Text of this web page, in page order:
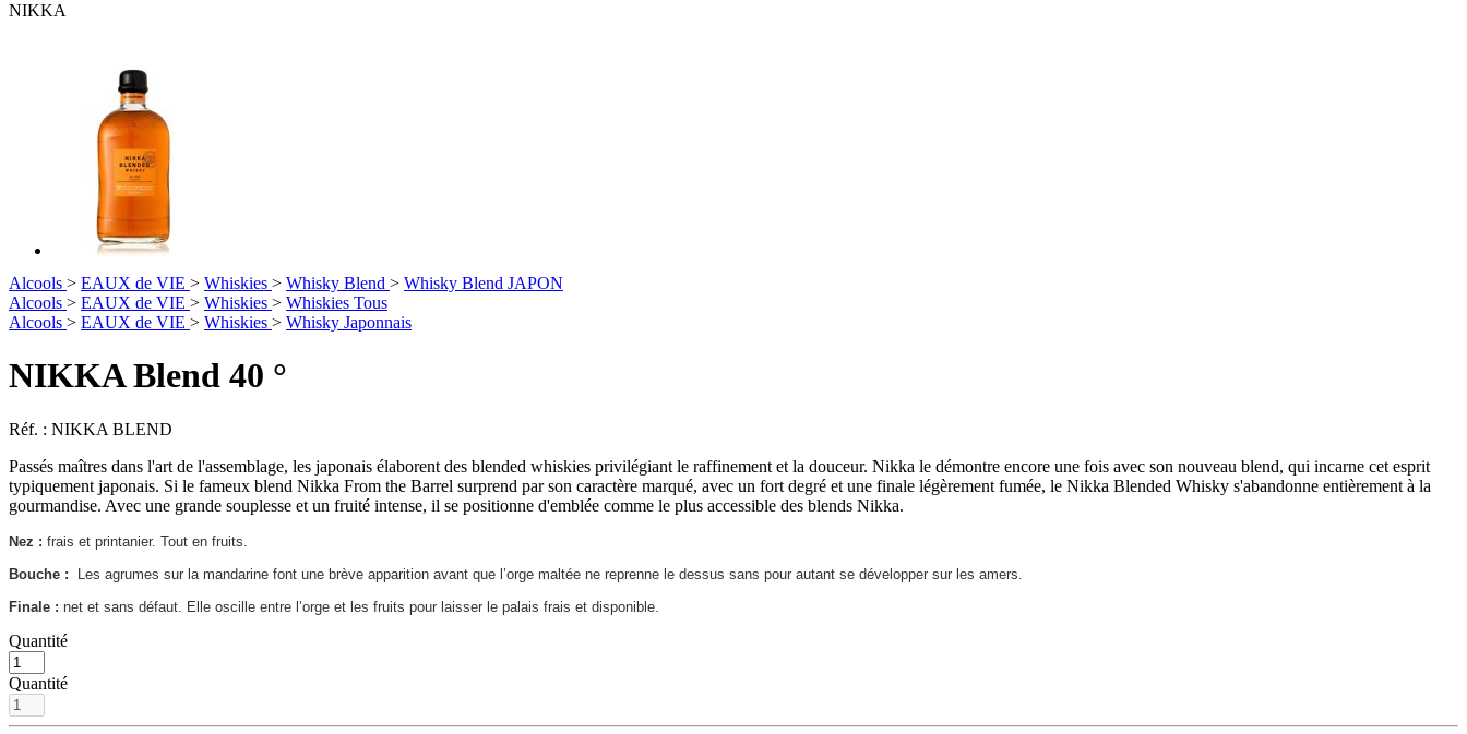
NIKKA
Alcools > EAUX de VIE > Whiskies > Whisky Blend > Whisky Blend JAPON
Alcools > EAUX de VIE > Whiskies > Whiskies Tous
Alcools > EAUX de VIE > Whiskies > Whisky Japonnais
NIKKA Blend 40 °
Réf. : NIKKA BLEND
Passés maîtres dans l'art de l'assemblage, les japonais élaborent des blended whiskies privilégiant le raffinement et la douceur. Nikka le démontre encore une fois avec son nouveau blend, qui incarne cet esprit
typiquement japonais. Si le fameux blend Nikka From the Barrel surprend par son caractère marqué, avec un fort degré et une finale légèrement fumée, le Nikka Blended Whisky s'abandonne entièrement à la
gourmandise. Avec une grande souplesse et un fruité intense, il se positionne d'emblée comme le plus accessible des blends Nikka.
Nez : frais et printanier. Tout en fruits.
Bouche :
Les agrumes sur la mandarine font une brève apparition avant que l’orge maltée ne reprenne le dessus sans pour autant se développer sur les amers.
Finale : net et sans défaut. Elle oscille entre l’orge et les fruits pour laisser le palais frais et disponible.
Quantité
Quantité